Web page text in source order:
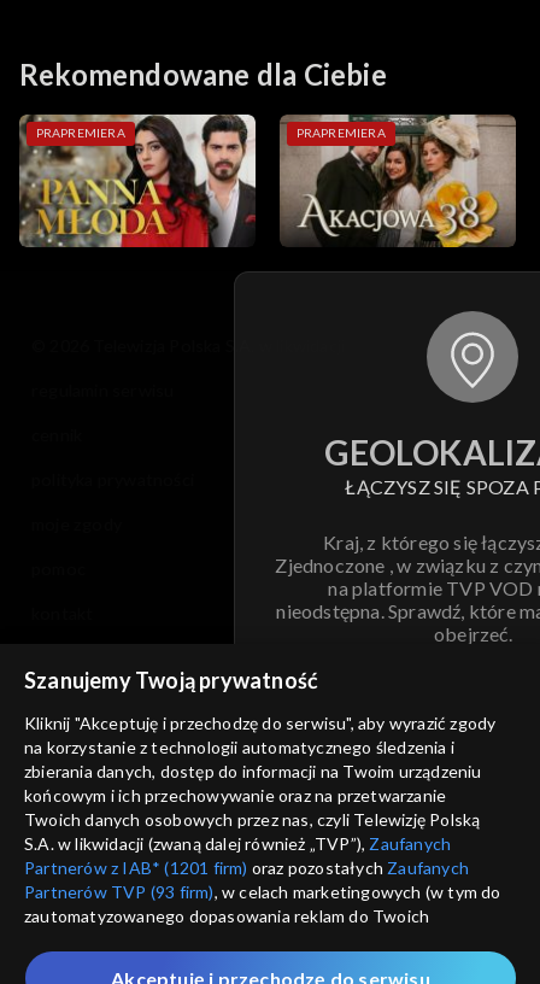
Rekomendowane dla Ciebie
PRAPREMIERA PRAPREMIERA
ŁĄCZYSZ SIĘ SPOZA
Kraj, z którego się
Zjednoczone , w związku z
na platformie TVP VOD
nieodstępna. Sprawdź, które
obejrzeć.
ANULUJ
informacje o dostawcy usług
Szanujemy Twoją prywatność
Kliknij "Akceptuję i przechodzę do serwisu", aby wyrazić zgody
na korzystanie z technologii automatycznego śledzenia i
zbierania danych, dostęp do informacji na Twoim urządzeniu
końcowym i ich przechowywanie oraz na przetwarzanie
Twoich danych osobowych przez nas, czyli Telewizję Polską
S.A. w likwidacji (zwaną dalej również „TVP”), Zaufanych
Partnerów z IAB* (1201 firm) oraz pozostałych Zaufanych
Partnerów TVP (93 firm), w celach marketingowych (w tym do
zautomatyzowanego dopasowania reklam do Twoich
które wskazujemy poniżej, a także zgody na udostępnianie
Akceptuję i przechodzę do serwisu